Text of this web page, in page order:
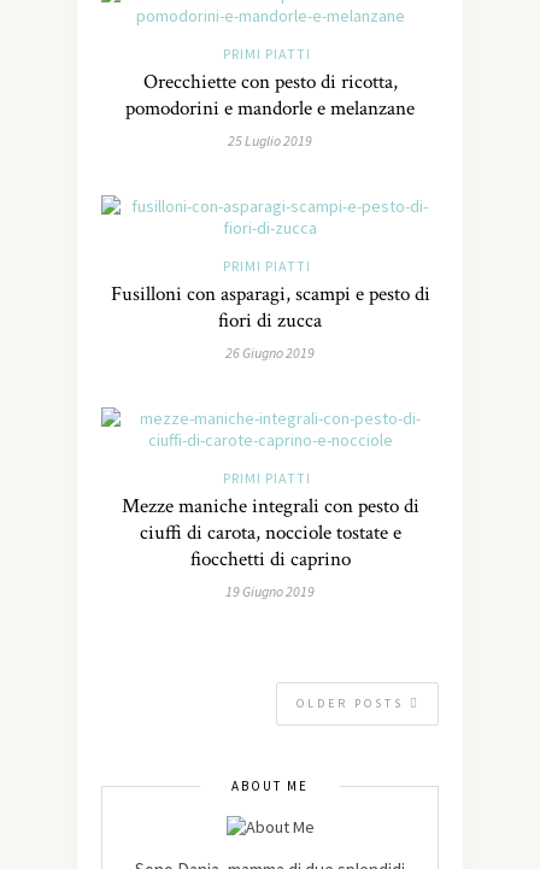
PRIMI PIATTI
Orecchiette con pesto di ricotta,
pomodorini e mandorle e melanzane
25 Luglio 2019
PRIMI PIATTI
Fusilloni con asparagi, scampi e pesto di
fiori di zucca
26 Giugno 2019
PRIMI PIATTI
Mezze maniche integrali con pesto di
ciuffi di carota, nocciole tostate e
fiocchetti di caprino
19 Giugno 2019
OLDER POSTS
ABOUT ME